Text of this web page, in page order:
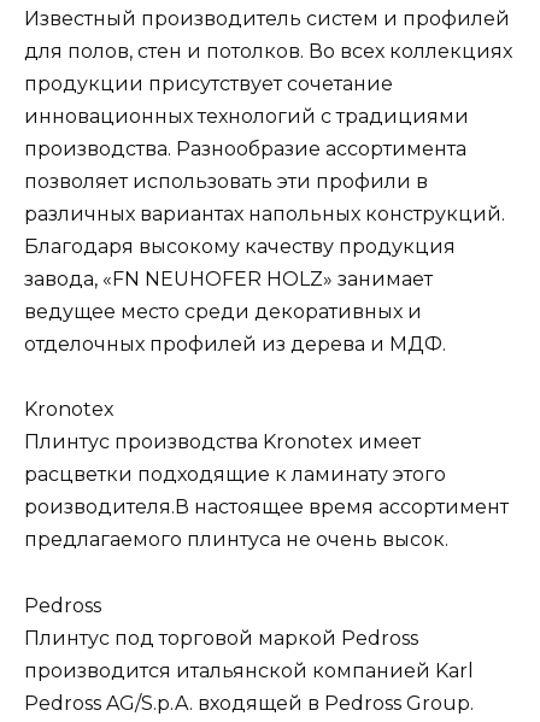
Известный производитель систем и профилей
для полов, стен и потолков. Во всех коллекциях
продукции присутствует сочетание
инновационных технологий с традициями
производства. Разнообразие ассортимента
позволяет использовать эти профили в
различных вариантах напольных конструкций.
Благодаря высокому качеству продукция
завода, «FN NEUHOFER HOLZ» занимает
ведущее место среди декоративных и
отделочных профилей из дерева и МДФ.
Kronotex
Плинтус производства Kronotex имеет
расцветки подходящие к ламинату этого
роизводителя.В настоящее время ассортимент
предлагаемого плинтуса не очень высок.
Pedross
Плинтус под торговой маркой Pedross
производится итальянской компанией Karl
Pedross AG/S.p.A. входящей в Pedross Group.